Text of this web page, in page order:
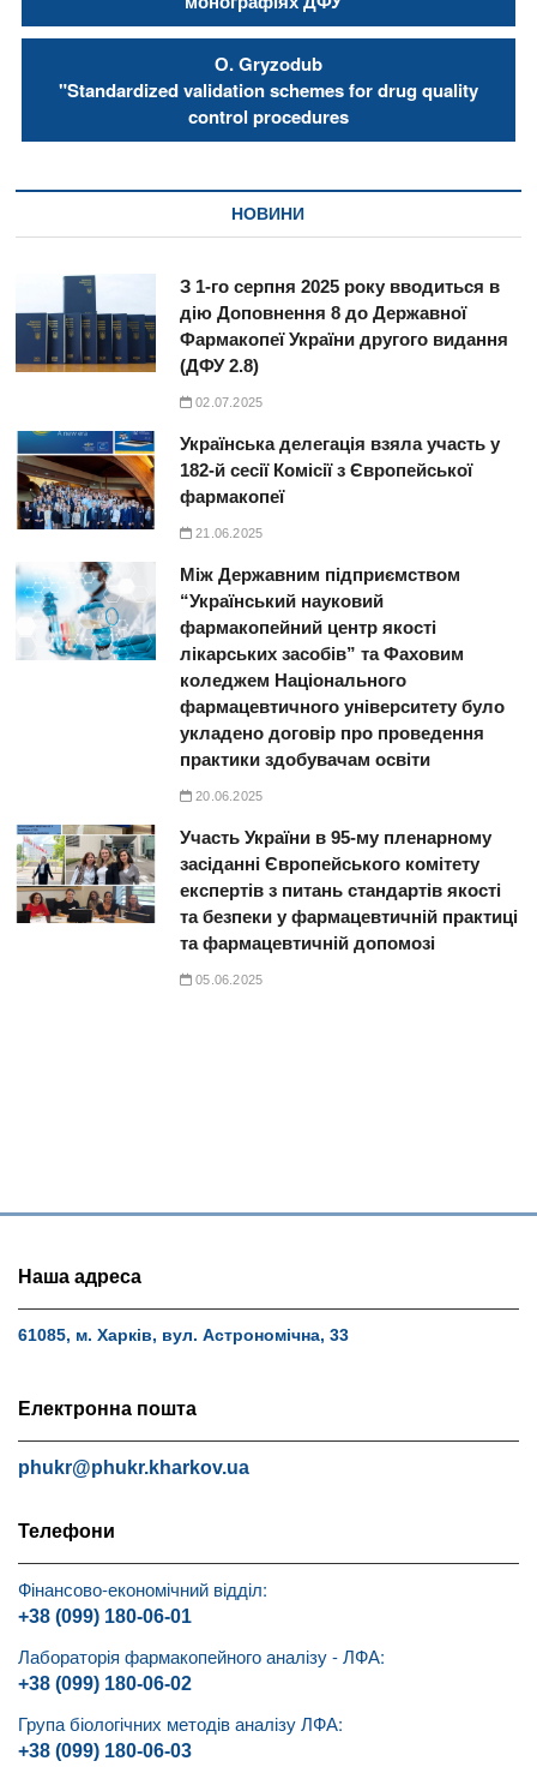
О. Gryzodub
"Standardized validation schemes for drug quality
control procedures
НОВИНИ
З 1-го серпня 2025 року вводиться в
дію Доповнення 8 до Державної
Фармакопеї України другого видання
(ДФУ 2.8)
02.07.2025
Українська делегація взяла участь у
182-й сесії Комісії з Європейської
фармакопеї
21.06.2025
Між Державним підприємством
“Український науковий
фармакопейний центр якості
лікарських засобів” та Фаховим
коледжем Національного
фармацевтичного університету було
укладено договір про проведення
практики здобувачам освіти
20.06.2025
Участь України в 95-му пленарному
засіданні Європейського комітету
експертів з питань стандартів якості
та безпеки у фармацевтичній практиці
та фармацевтичній допомозі
05.06.2025
Наша адреса
61085, м. Харків, вул. Астрономічна, 33
Електронна пошта
phukr@phukr.kharkov.ua
Телефони
Фінансово-економічний відділ:
+38 (099) 180-06-01
Лабораторія фармакопейного аналізу - ЛФА:
+38 (099) 180-06-02
Група біологічних методів аналізу ЛФА:
+38 (099) 180-06-03